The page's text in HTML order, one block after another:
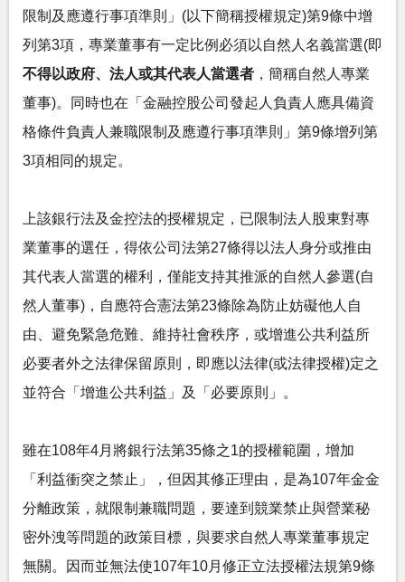
限制及應遵行事項準則」(以下簡稱授權規定)第9條中增
列第3項，專業董事有一定比例必須以自然人名義當選(即
不得以政府、法人或其代表人當選者 ，簡稱自然人專業
董事)。同時也在「金融控股公司發起人負責人應具備資
格條件負責人兼職限制及應遵行事項準則」第9條增列第
3項相同的規定。
上該銀行法及金控法的授權規定，已限制法人股東對專
業董事的選任，得依公司法第27條得以法人身分或推由
其代表人當選的權利，僅能支持其推派的自然人參選(自
然人董事)，自應符合憲法第23條除為防止妨礙他人自
由、避免緊急危難、維持社會秩序，或增進公共利益所
必要者外之法律保留原則，即應以法律(或法律授權)定之
並符合「增進公共利益」及「必要原則」。
雖在108年4月將銀行法第35條之1的授權範圍，增加
「利益衝突之禁止」，但因其修正理由，是為107年金金
分離政策，就限制兼職問題，要達到競業禁止與營業秘
密外洩等問題的政策目標，與要求自然人專業董事規定
無關。因而並無法使107年10月修正立法授權法規第9條